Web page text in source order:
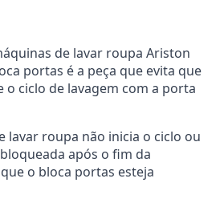
de lavar roupa Ariston
portas é a peça que evita que
o ciclo de lavagem com a porta
lavar roupa não inicia o ciclo ou
após o fim da
o bloca portas esteja